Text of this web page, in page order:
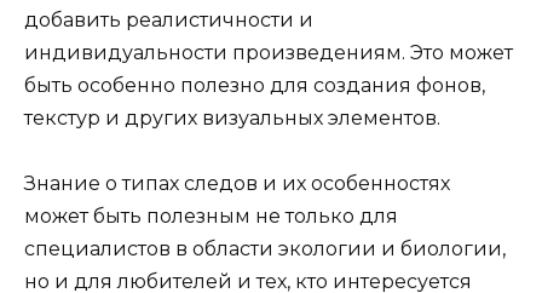
добавить реалистичности и
индивидуальности произведениям. Это может
быть особенно полезно для создания фонов,
текстур и других визуальных элементов.
Знание о типах следов и их особенностях
может быть полезным не только для
специалистов в области экологии и биологии,
но и для любителей и тех, кто интересуется